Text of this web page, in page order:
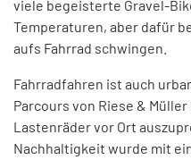
viele begeisterte Gravel-
Temperaturen, aber dafür
aufs Fahrrad schwingen.
Fahrradfahren ist auch
Parcours von Riese &
Lastenräder vor Ort
Nachhaltigkeit wurde mit